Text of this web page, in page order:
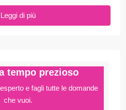
Leggi di più
tempo prezioso
e fagli tutte le domande
che vuoi.